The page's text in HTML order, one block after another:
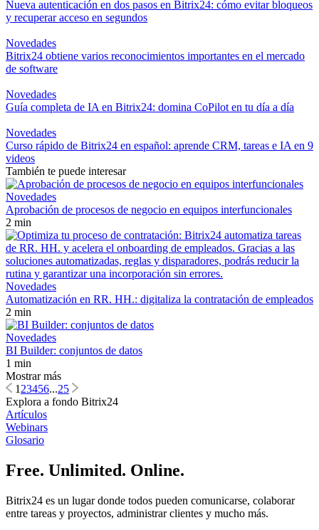
Nueva autenticación en dos pasos en Bitrix24: cómo evitar bloqueos
y recuperar acceso en segundos
Novedades
Bitrix24 obtiene varios reconocimientos importantes en el mercado
de software
Novedades
Guía completa de IA en Bitrix24: domina CoPilot en tu día a día
Novedades
Curso rápido de Bitrix24 en español: aprende CRM, tareas e IA en 9
videos
También te puede interesar
Novedades
Aprobación de procesos de negocio en equipos interfuncionales
2 min
Novedades
Automatización en RR. HH.: digitaliza la contratación de empleados
2 min
Novedades
BI Builder: conjuntos de datos
1 min
Mostrar más
1 23456...25
Explora a fondo Bitrix24
Artículos
Webinars
Glosario
Free. Unlimited. Online.
Bitrix24 es un lugar donde todos pueden comunicarse, colaborar
entre tareas y proyectos, administrar clientes y mucho más.